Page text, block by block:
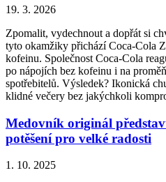
19. 3. 2026
Zpomalit, vydechnout a dopřát si
tyto okamžiky přichází Coca-Cola
kofeinu. Společnost Coca-Cola
po nápojích bez kofeinu i na
spotřebitelů. Výsledek? Ikonická
klidné večery bez jakýchkoli
Medovník originál
potěšení pro velké radosti
1. 10. 2025